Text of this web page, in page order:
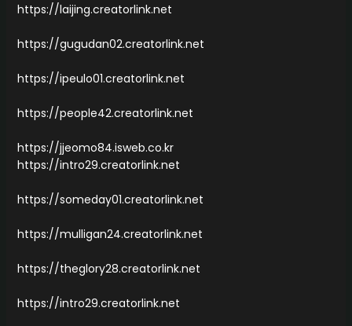
https://laijing.creatorlink.net
https://gugudan02.creatorlink.net
https://ipeulo01.creatorlink.net
https://people42.creatorlink.net
https://jjeomo84.isweb.co.kr
https://intro29.creatorlink.net
https://someday01.creatorlink.net
https://mulligan24.creatorlink.net
https://theglory28.creatorlink.net
https://intro29.creatorlink.net